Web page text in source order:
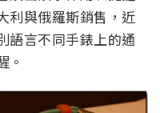
利與俄羅斯銷售，近
語言不同手錶上的通
。